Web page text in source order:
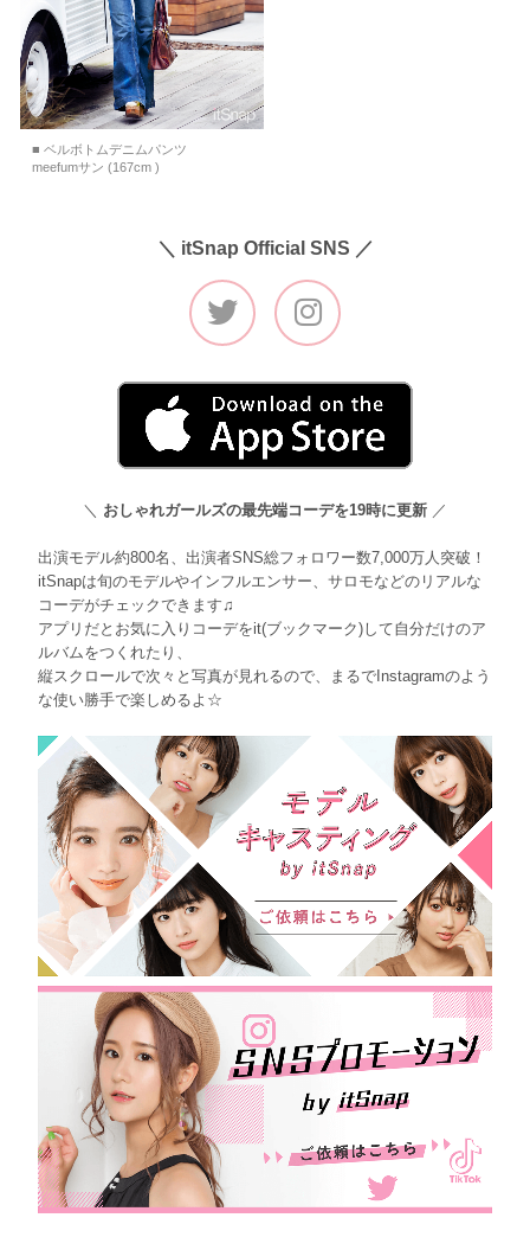
■ ベルボトムデニムパンツ
meefumサン (167cm )
＼ itSnap Official SNS ／
＼ おしゃれガールズの最先端コーデを19時に更新 ／
出演モデル約800名、出演者SNS総フォロワー数7,000万人突破！
itSnapは旬のモデルやインフルエンサー、サロモなどのリアルな
コーデがチェックできます♫
アプリだとお気に入りコーデをit(ブックマーク)して自分だけのア
ルバムをつくれたり、
縦スクロールで次々と写真が見れるので、まるでInstagramのよう
な使い勝手で楽しめるよ☆